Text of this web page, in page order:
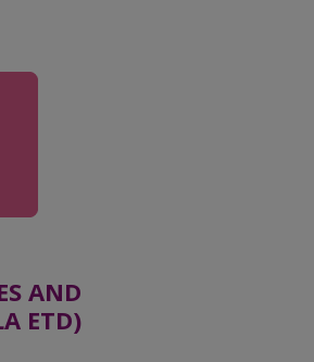
AND
ETD)